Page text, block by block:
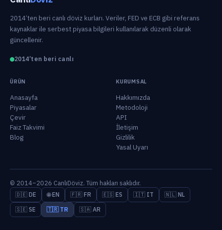
2014’ten beri canlı döviz kurları. Veriler, FED ve ECB gibi referans
kaynaklar ile serbest piyasa bilgileri kullanılarak düzenli olarak
güncellenir.
2014’ten beri canlı
ÜRÜN
Anasayfa
Piyasalar
Çevir
Faiz Takvimi
Blog
KURUMSAL
Hakkımızda
Metodoloji
API
İletişim
Gizlilik
Yasal Uyarı
© 2014–2026 CanlıDöviz. Tüm hakları saklıdır.
🇩🇪 DE 🌐 EN 🇫🇷 FR 🇪🇸 ES 🇮🇹 IT
🇳🇱 NL
🇸🇪 SE
🇹🇷 TR 🇸🇦 AR